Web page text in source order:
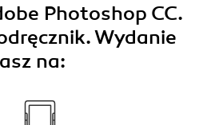
Photoshop CC.
Wydanie
na: